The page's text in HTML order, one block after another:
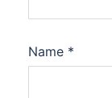
Name *